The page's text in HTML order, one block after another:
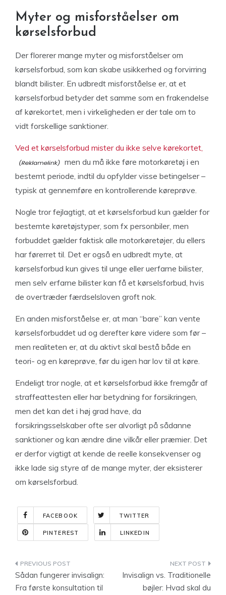
Myter og misforståelser om
kørselsforbud
Der florerer mange myter og misforståelser om
kørselsforbud, som kan skabe usikkerhed og forvirring
blandt bilister. En udbredt misforståelse er, at et
kørselsforbud betyder det samme som en frakendelse
af kørekortet, men i virkeligheden er der tale om to
vidt forskellige sanktioner.
Ved et kørselsforbud mister du ikke selve kørekortet,
men du må ikke føre motorkøretøj i en
bestemt periode, indtil du opfylder visse betingelser –
typisk at gennemføre en kontrollerende køreprøve.
Nogle tror fejlagtigt, at et kørselsforbud kun gælder for
bestemte køretøjstyper, som fx personbiler, men
forbuddet gælder faktisk alle motorkøretøjer, du ellers
har førerret til. Det er også en udbredt myte, at
kørselsforbud kun gives til unge eller uerfarne bilister,
men selv erfarne bilister kan få et kørselsforbud, hvis
de overtræder færdselsloven groft nok.
En anden misforståelse er, at man “bare” kan vente
kørselsforbuddet ud og derefter køre videre som før –
men realiteten er, at du aktivt skal bestå både en
teori- og en køreprøve, før du igen har lov til at køre.
Endeligt tror nogle, at et kørselsforbud ikke fremgår af
straffeattesten eller har betydning for forsikringen,
men det kan det i høj grad have, da
forsikringsselskaber ofte ser alvorligt på sådanne
sanktioner og kan ændre dine vilkår eller præmier. Det
er derfor vigtigt at kende de reelle konsekvenser og
ikke lade sig styre af de mange myter, der eksisterer
om kørselsforbud.
FACEBOOK TWITTER
PINTEREST LINKEDIN
Indlægsnavigation
Sådan fungerer invisalign:
Fra første konsultation til
Invisalign vs. Traditionelle
bøjler: Hvad skal du